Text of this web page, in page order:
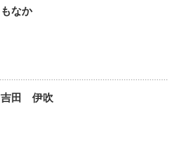
もなか
吉田 伊吹